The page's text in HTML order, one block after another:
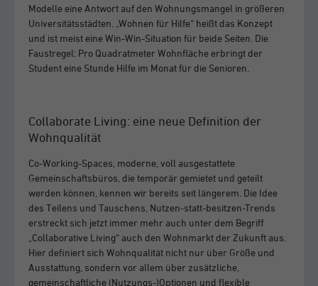
Modelle eine Antwort auf den Wohnungsmangel in größeren
Universitätsstädten. „Wohnen für Hilfe“ heißt das Konzept
und ist meist eine Win-Win-Situation für beide Seiten. Die
Faustregel: Pro Quadratmeter Wohnfläche erbringt der
Student eine Stunde Hilfe im Monat für die Senioren.
Collaborate Living: eine neue Definition der
Wohnqualität
Co-Working-Spaces, moderne, voll ausgestattete
Gemeinschaftsbüros, die temporär gemietet und geteilt
werden können, kennen wir bereits seit längerem. Die Idee
des Teilens und Tauschens, Nutzen-statt-besitzen-Trends
erstreckt sich jetzt immer mehr auch unter dem Begriff
„Collaborative Living“ auch den Wohnmarkt der Zukunft aus.
Hier definiert sich Wohnqualität nicht nur über Größe und
Ausstattung, sondern vor allem über zusätzliche,
gemeinschaftliche (Nutzungs-)Optionen und flexible